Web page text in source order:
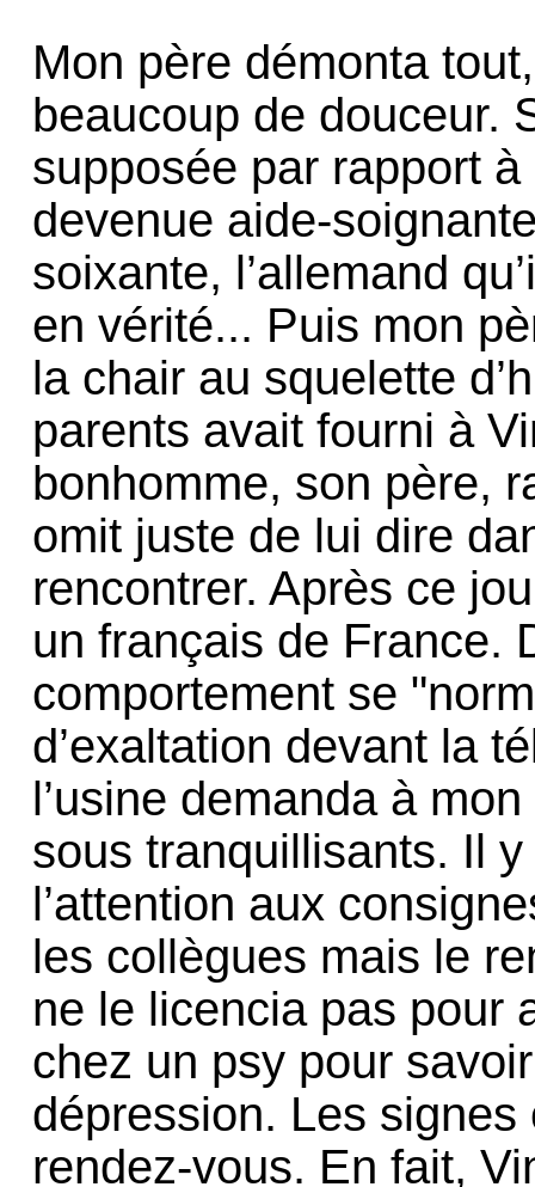
Mon père démonta
beaucoup de douceur.
supposée par rapport
devenue aide-
soixante, l’allemand
en vérité... Puis mon
la chair au squelette
parents avait fourni à
bonhomme, son père,
omit juste de lui dire
rencontrer. Après ce
un français de France.
comportement se
d’exaltation devant la
l’usine demanda à
sous tranquillisants. Il
l’attention aux
les collègues mais le
ne le licencia pas pour
chez un psy pour
dépression. Les signes
rendez-vous. En fait,